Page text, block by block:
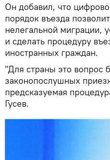
Он добавил, что
порядок въезда
нелегальной миграции,
и сделать процедуру
иностранных граждан.
"Для страны это вопрос
законопослушных
предсказуемая
Гусев.